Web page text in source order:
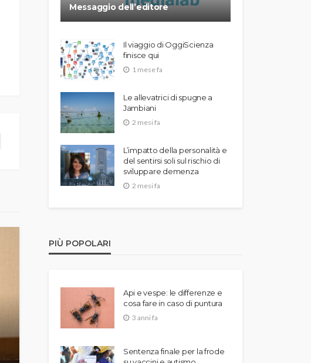
Messaggio dell’editore
Il viaggio di OggiScienza
finisce qui
1 mese fa
Le allevatrici di spugne a
Jambiani
2 mesi fa
L’impatto della personalità e
del sentirsi soli sul rischio di
sviluppare demenza
2 mesi fa
PIÙ POPOLARI
Api e vespe: le differenze e
cosa fare in caso di puntura
3 anni fa
Sentenza finale per la frode